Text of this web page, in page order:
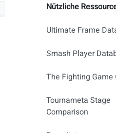
Nützliche
Ultimate Frame
Smash Player
The Fighting Game
Tournameta Stage
Comparison